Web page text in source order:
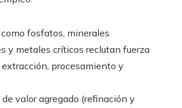
fosfatos, minerales
y metales críticos reclutan fuerza
procesamiento y
de valor agregado (refinación y